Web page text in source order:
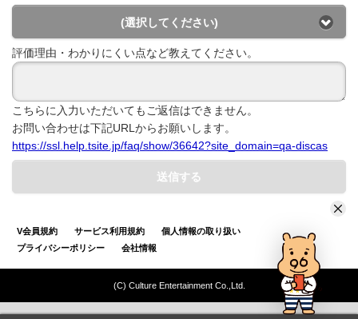
(選択してください)
評価理由・わかりにくい点など教えてください。
こちらに入力いただいてもご返信はできません。
お問い合わせは下記URLからお願いします。
https://ssl.help.tsite.jp/faq/show/36642?site_domain=qa-discas
送信する
V会員規約 サービス利用規約
個人情報の取り扱い
プライバシーポリシー
会社情報
(C) Culture Entertainment Co.,Ltd.